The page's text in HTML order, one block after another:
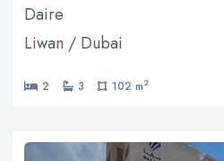
Daire
Liwan / Dubai
2 3 102 m2